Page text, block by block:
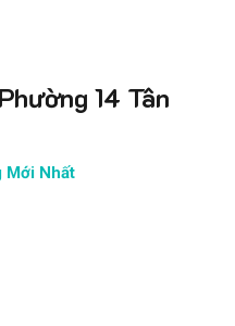
14 Tân
Mới Nhất